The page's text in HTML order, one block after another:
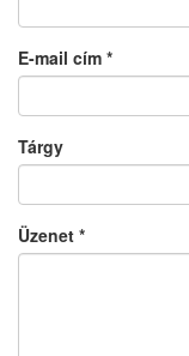
E-mail cím *
Tárgy
Üzenet *